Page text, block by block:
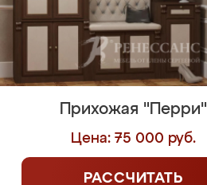
Прихожая "Перри"
Цена: 75 000 руб.
РАССЧИТАТЬ